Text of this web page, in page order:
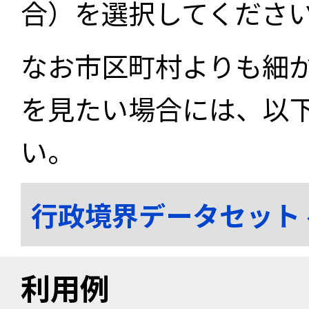
合）を選択してくださ
なお市区町村よりも細
を見たい場合には、以
い。
行政境界データセッ
利用例